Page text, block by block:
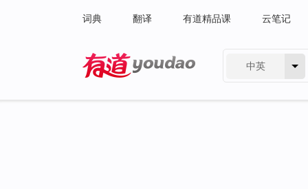
词典 翻译 有道精品课 云笔记
中英